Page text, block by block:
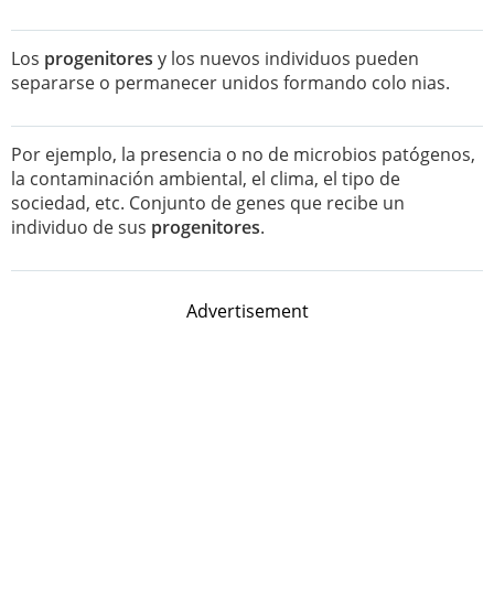
Los progenitores y los nuevos individuos pueden
separarse o permanecer unidos formando colo nias.
Por ejemplo, la presencia o no de microbios patógenos,
la contaminación ambiental, el clima, el tipo de
sociedad, etc. Conjunto de genes que recibe un
individuo de sus progenitores.
Advertisement